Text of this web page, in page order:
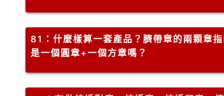
81 ：什麼樣算一套產品？臍帶章的兩顆章
是一個圓章+一個方章嗎？